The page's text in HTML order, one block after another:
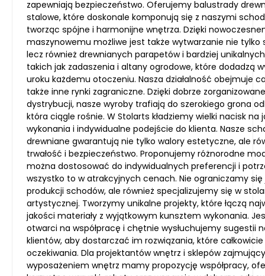
zapewniają bezpieczeństwo. Oferujemy balustrady
stalowe, które doskonale komponują się z naszymi
tworząc spójne i harmonijne wnętrza. Dzięki
maszynowemu możliwe jest także wytwarzanie nie tylko
lecz również drewnianych parapetów i bardziej
takich jak zadaszenia i altany ogrodowe, które dodadzą
uroku każdemu otoczeniu. Nasza działalność obejmuje
także inne rynki zagraniczne. Dzięki dobrze
dystrybucji, nasze wyroby trafiają do szerokiego grona
która ciągle rośnie. W Stolarts kładziemy wielki nacisk na
wykonania i indywidualne podejście do klienta. Nasze
drewniane gwarantują nie tylko walory estetyczne, ale
trwałość i bezpieczeństwo. Proponujemy różnorodne
można dostosować do indywidualnych preferencji i
wszystko to w atrakcyjnych cenach. Nie ograniczamy
produkcji schodów, ale również specjalizujemy się w
artystycznej. Tworzymy unikalne projekty, które łączą
jakości materiały z wyjątkowym kunsztem wykonania.
otwarci na współpracę i chętnie wysłuchujemy sugestii
klientów, aby dostarczać im rozwiązania, które całkowicie
oczekiwania. Dla projektantów wnętrz i sklepów
wyposażeniem wnętrz mamy propozycję współpracy,